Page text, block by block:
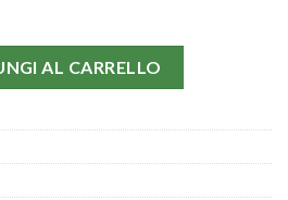
AL CARRELLO